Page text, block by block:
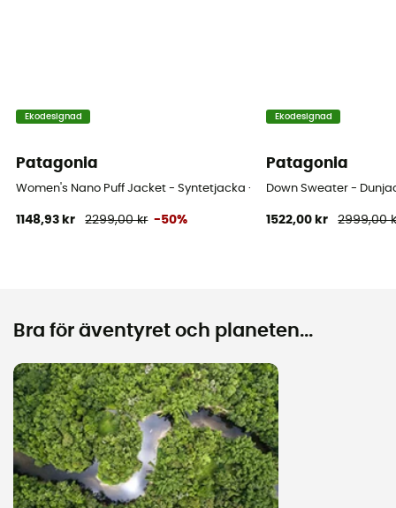
Ekodesignad
Patagonia
Women's Nano Puff Jacket - Syntetjacka - Dam
1148,93 kr 2299,00 kr -50%
Ekodesignad
Patagonia
Down Sweater -
1522,00 kr 2999,00
Bra för äventyret och planeten...